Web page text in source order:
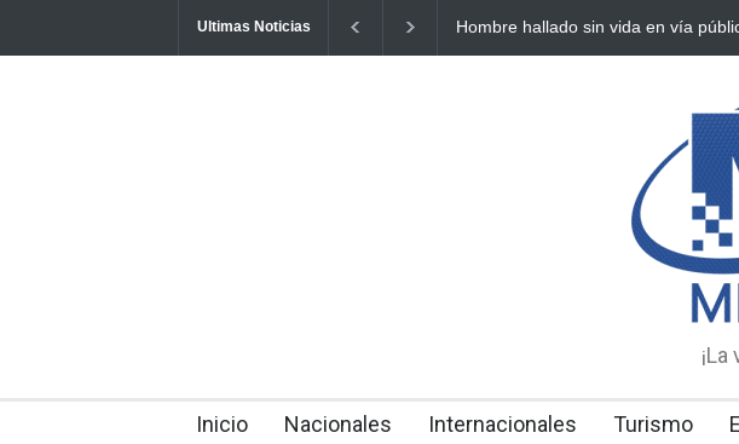
Ultimas Noticias
Hombre hallado sin vida en vía pública de Higüey se habría
Detienen 114
Inicio Nacionales Internacionales Turismo